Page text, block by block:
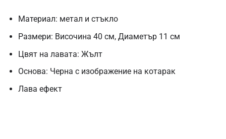
Материал: метал и стъкло
Размери: Височина 40 см, Диаметър 11 см
Цвят на лавата: Жълт
Основа: Черна с изображение на котарак
Лава ефект